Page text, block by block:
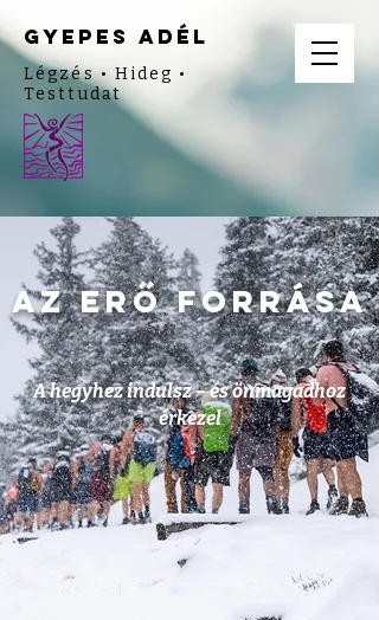
gyepes adél
Légzés • Hideg •
Testtudat
az erő forrása
A hegyhez indulsz – és önmagadhoz
érkezel